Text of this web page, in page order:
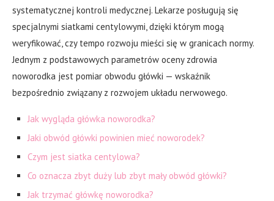
systematycznej kontroli medycznej. Lekarze posługują się
specjalnymi siatkami centylowymi, dzięki którym mogą
weryfikować, czy tempo rozwoju mieści się w granicach normy.
Jednym z podstawowych parametrów oceny zdrowia
noworodka jest pomiar obwodu główki — wskaźnik
bezpośrednio związany z rozwojem układu nerwowego.
Jak wygląda główka noworodka?
Jaki obwód główki powinien mieć noworodek?
Czym jest siatka centylowa?
Co oznacza zbyt duży lub zbyt mały obwód główki?
Jak trzymać główkę noworodka?